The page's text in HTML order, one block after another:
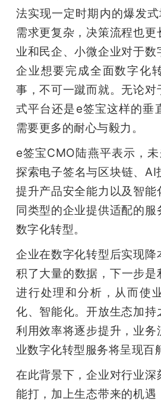
法实现一定时期内的爆发
需求更复杂，决策流程也更
业和民企、小微企业对于数
企业想要完成全面数字化
事，不可一蹴而就。无论对
式平台还是e签宝这样的垂
需要更多的耐心与毅力。
e签宝CMO陆燕平表示，
探索电子签名与区块链、AI
提升产品安全能力以及智能
同类型的企业提供适配的服
数字化转型。
企业在数字化转型后实现降
积了大量的数据，下一步
进行处理和分析，从而使
化、智能化。开放生态加持
利用效率将逐步提升，业务
业数字化转型服务将呈现百
在此背景下，企业对行业
能打，加上生态带来的机遇